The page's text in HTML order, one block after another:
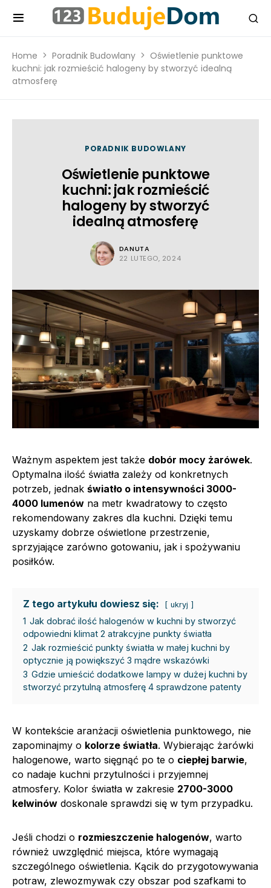
Home Poradnik Budowlany
Oświetlenie punktowe
kuchni: jak rozmieścić halogeny by stworzyć idealną
atmosferę
PORADNIK BUDOWLANY
Oświetlenie punktowe
kuchni: jak rozmieścić
halogeny by stworzyć
idealną atmosferę
DANUTA
22 LUTEGO, 2024
Ważnym aspektem jest także dobór mocy żarówek.
Optymalna ilość światła zależy od konkretnych
potrzeb, jednak światło o intensywności 3000-
4000 lumenów na metr kwadratowy to często
rekomendowany zakres dla kuchni. Dzięki temu
uzyskamy dobrze oświetlone przestrzenie,
sprzyjające zarówno gotowaniu, jak i spożywaniu
posiłków.
Z tego artykułu dowiesz się: ukryj
1 Jak dobrać ilość halogenów w kuchni by stworzyć
odpowiedni klimat 2 atrakcyjne punkty światła
2 Jak rozmieścić punkty światła w małej kuchni by
optycznie ją powiększyć 3 mądre wskazówki
3 Gdzie umieścić dodatkowe lampy w dużej kuchni by
stworzyć przytulną atmosferę 4 sprawdzone patenty
W kontekście aranżacji oświetlenia punktowego, nie
zapominajmy o kolorze światła. Wybierając żarówki
halogenowe, warto sięgnąć po te o ciepłej barwie,
co nadaje kuchni przytulności i przyjemnej
atmosfery. Kolor światła w zakresie 2700-3000
kelwinów doskonale sprawdzi się w tym przypadku.
Jeśli chodzi o rozmieszczenie halogenów, warto
również uwzględnić miejsca, które wymagają
szczególnego oświetlenia. Kącik do przygotowywania
potraw, zlewozmywak czy obszar pod szafkami to